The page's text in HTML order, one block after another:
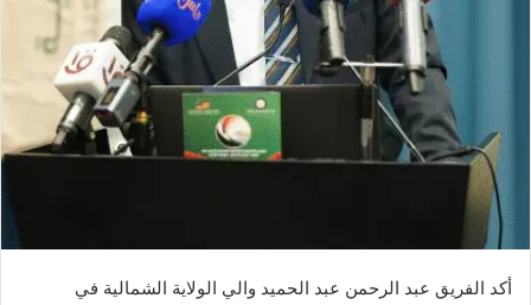
و
ن
ي
أكد الفريق عبد الرحمن عبد الحميد والي الولاية الشمالية في